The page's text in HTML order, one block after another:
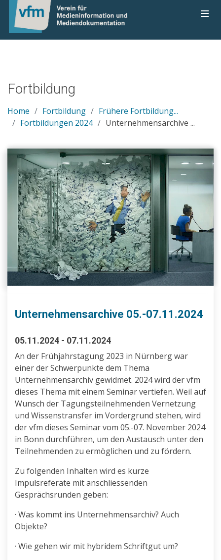
Fortbildung
Home Fortbildung
Frühere Fortbildung...
Fortbildungen 2024
Unternehmensarchive ...
Unternehmensarchive 05.-07.11.2024
05.11.2024 - 07.11.2024
An der Frühjahrstagung 2023 in Nürnberg war
einer der Schwerpunkte dem Thema
Unternehmensarchiv gewidmet. 2024 wird der vfm
dieses Thema mit einem Seminar vertiefen. Weil auf
Wunsch der Tagungsteilnehmenden Vernetzung
und Wissenstransfer im Vordergrund stehen, wird
der vfm dieses Seminar vom 05.-07. November 2024
in Bonn durchführen, um den Austausch unter den
Teilnehmenden zu ermöglichen und zu fördern.
Zu folgenden Inhalten wird es kurze
Impulsreferate mit anschliessenden
Gesprächsrunden geben:
· Was kommt ins Unternehmensarchiv? Auch
Objekte?
· Wie gehen wir mit hybridem Schriftgut um?